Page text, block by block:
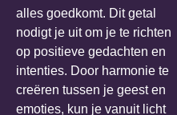
alles goedkomt. Dit getal
nodigt je uit om je te richten
op positieve gedachten en
intenties. Door harmonie te
creëren tussen je geest en
emoties, kun je vanuit licht